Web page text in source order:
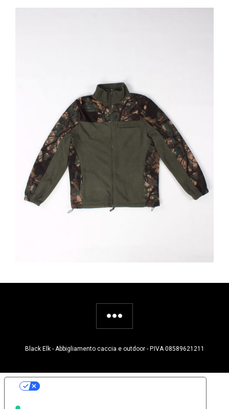
Black Elk - Abbigliamento caccia e outdoor - P.IVA 08589621211
Le tue preferenze relative alla privacy